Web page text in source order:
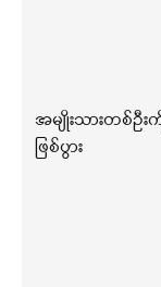
အမျိုးသားတစ်ဦး
ဖြစ်ပွား